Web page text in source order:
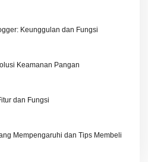
Keunggulan dan Fungsi
Keamanan Pangan
dan Fungsi
Mempengaruhi dan Tips Membeli